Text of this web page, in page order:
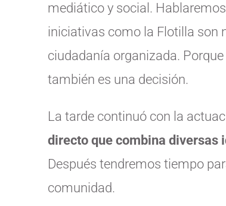
mediático y social.
iniciativas como la Flotilla son
ciudadanía organizada.
también es una decisión.
La tarde continuó con la
directo que combina diversas
Después tendremos tiempo
comunidad.